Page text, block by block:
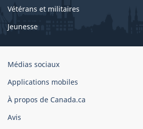
Vétérans et militaires
Jeunesse
Organisation
gouvernement
du
Canada
Médias sociaux
Applications mobiles
À propos de Canada.ca
Avis